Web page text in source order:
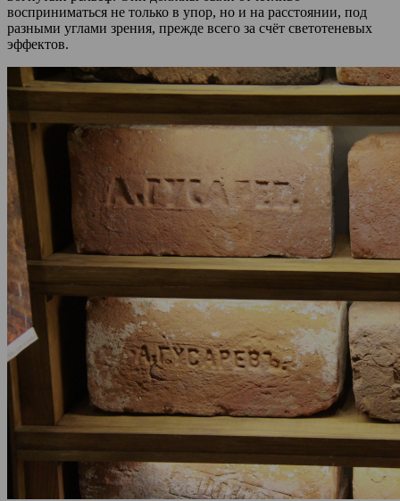
восприниматься не только в упор, но и на расстоянии, под
разными углами зрения, прежде всего за счёт светотеневых
эффектов.